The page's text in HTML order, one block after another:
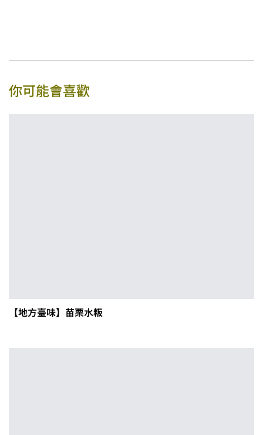
你可能會喜歡
【地方臺味】苗栗水粄